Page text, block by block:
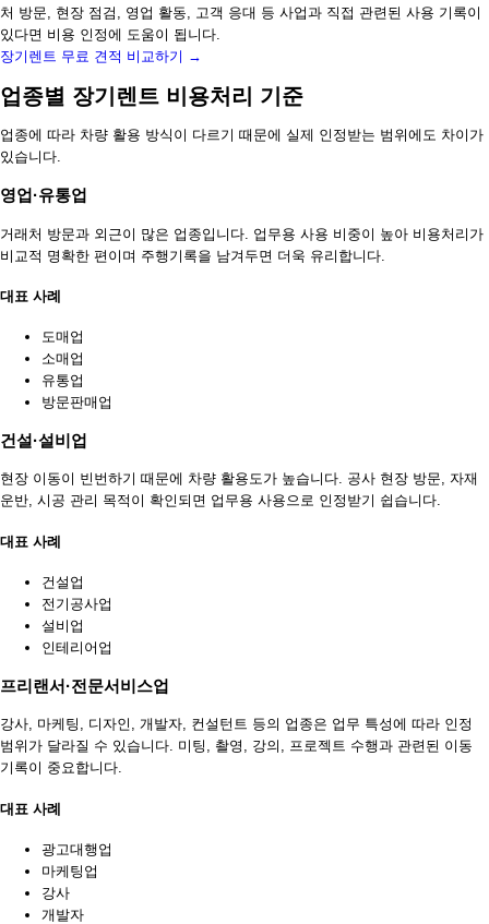
처 방문, 현장 점검, 영업 활동, 고객 응대 등 사업과 직접 관련된 사용 기록이
있다면 비용 인정에 도움이 됩니다.
장기렌트 무료 견적 비교하기 →
업종별 장기렌트 비용처리 기준
업종에 따라 차량 활용 방식이 다르기 때문에 실제 인정받는 범위에도 차이가
있습니다.
영업·유통업
거래처 방문과 외근이 많은 업종입니다. 업무용 사용 비중이 높아 비용처리가
비교적 명확한 편이며 주행기록을 남겨두면 더욱 유리합니다.
대표 사례
도매업
소매업
유통업
방문판매업
건설·설비업
현장 이동이 빈번하기 때문에 차량 활용도가 높습니다. 공사 현장 방문, 자재
운반, 시공 관리 목적이 확인되면 업무용 사용으로 인정받기 쉽습니다.
대표 사례
건설업
전기공사업
설비업
인테리어업
프리랜서·전문서비스업
강사, 마케팅, 디자인, 개발자, 컨설턴트 등의 업종은 업무 특성에 따라 인정
범위가 달라질 수 있습니다. 미팅, 촬영, 강의, 프로젝트 수행과 관련된 이동
기록이 중요합니다.
대표 사례
광고대행업
마케팅업
강사
개발자